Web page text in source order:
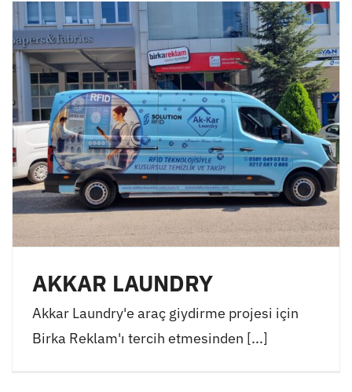
AKKAR LAUNDRY
Akkar Laundry'e araç giydirme projesi için
Birka Reklam'ı tercih etmesinden [...]